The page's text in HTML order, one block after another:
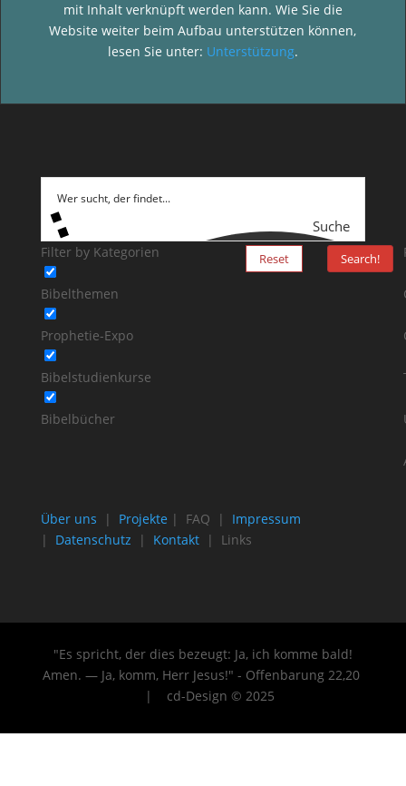
mit Inhalt verknüpft werden kann. Wie Sie die
Website weiter beim Aufbau unterstützen können,
lesen Sie unter: Unterstützung.
Suche
Filter by Kategorien
Bibelthemen
Prophetie-Expo
Bibelstudienkurse
Bibelbücher
Reset Search!
Über uns | Projekte | FAQ | Impressum
| Datenschutz | Kontakt| Links
"Es spricht, der dies bezeugt: Ja, ich komme bald!
Amen. — Ja, komm, Herr Jesus!" - Offenbarung 22,20
| cd-Design © 2025